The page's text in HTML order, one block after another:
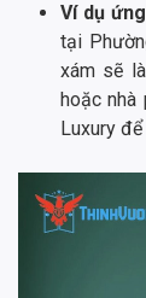
Ví dụ
tại
xám sẽ
hoặc nhà
Luxury